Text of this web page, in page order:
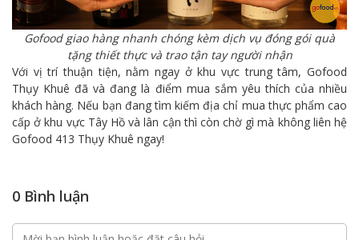
Gofood giao hàng nhanh chóng kèm dịch vụ đóng gói quà
tặng thiết thực và trao tận tay người nhận
Với vị trí thuận tiện, nằm ngay ở khu vực trung tâm, Gofood
Thụy Khuê đã và đang là điểm mua sắm yêu thích của nhiều
khách hàng. Nếu bạn đang tìm kiếm địa chỉ mua thực phẩm cao
cấp ở khu vực Tây Hồ và lân cận thì còn chờ gì mà không liên hệ
Gofood 413 Thụy Khuê ngay!
0 Bình luận